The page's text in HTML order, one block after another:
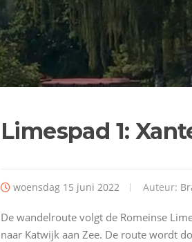
Limespad 1:
woensdag 15 juni 2022 Auteur:
De wandelroute volgt de Romeinse
naar Katwijk aan Zee. De route wordt